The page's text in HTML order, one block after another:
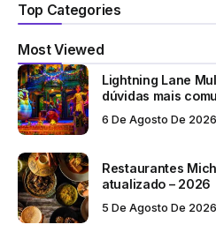
Top Categories
Most Viewed
Lightning Lane
dúvidas mais
6 De Agosto De 2026
Restaurantes
atualizado – 2026
5 De Agosto De 2026